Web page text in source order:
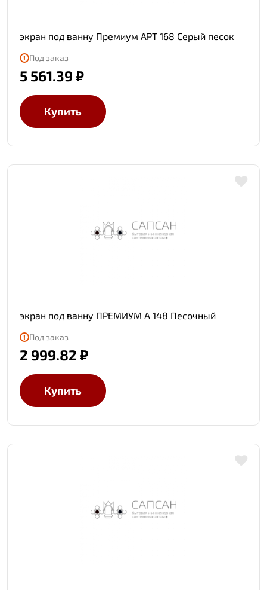
экран под ванну Премиум АРТ 168 Серый песок
Под заказ
5 561.39 ₽
Купить
экран под ванну ПРЕМИУМ А 148 Песочный
Под заказ
2 999.82 ₽
Купить